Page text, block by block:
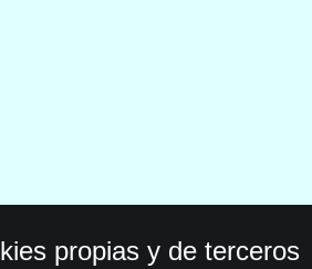
propias y de terceros